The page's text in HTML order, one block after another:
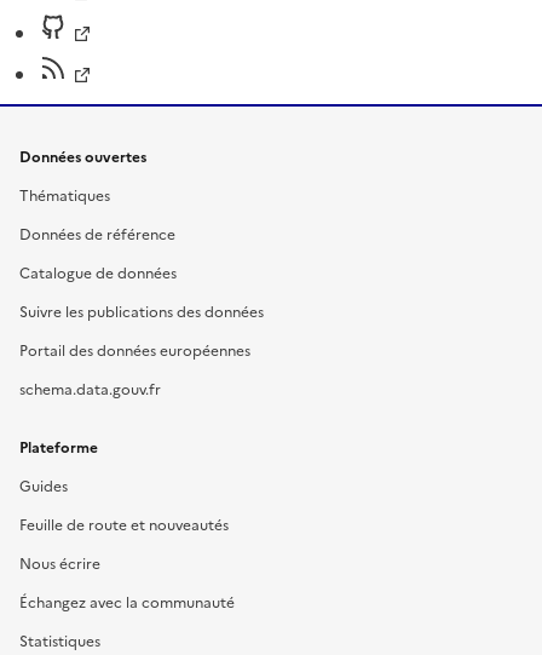
Données ouvertes
Thématiques
Données de référence
Catalogue de données
Suivre les publications des données
Portail des données européennes
schema.data.gouv.fr
Plateforme
Guides
Feuille de route et nouveautés
Nous écrire
Échangez avec la communauté
Statistiques